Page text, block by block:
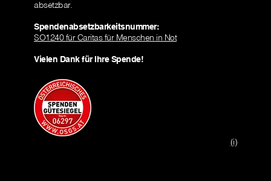
absetzbar.
Spendenabsetzbarkeitsnummer:
SO1240 für Caritas für Menschen in Not
Vielen Dank für Ihre Spende!
(i)